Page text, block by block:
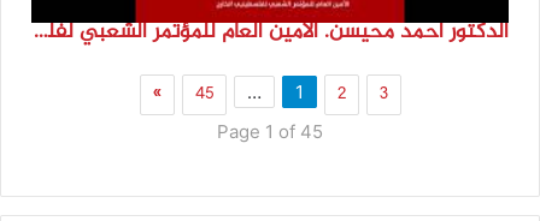
الدكتور احمد محيسن. الامين العام للمؤتمر الشعبي لفلسطينيي الخارج
1 2 3
…
45
»
Page 1 of 45